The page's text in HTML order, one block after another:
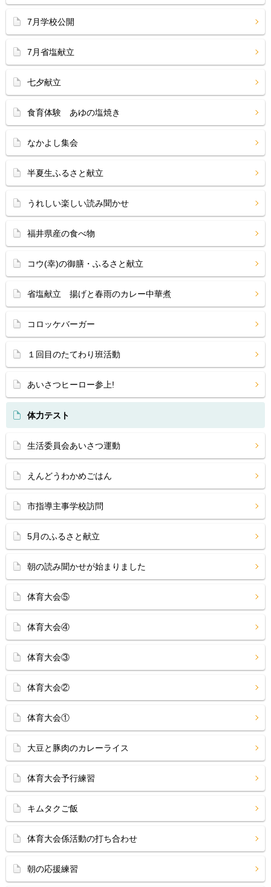
7月学校公開
7月省塩献立
七夕献立
食育体験 あゆの塩焼き
なかよし集会
半夏生ふるさと献立
うれしい楽しい読み聞かせ
福井県産の食べ物
コウ(幸)の御膳・ふるさと献立
省塩献立 揚げと春雨のカレー中華煮
コロッケバーガー
１回目のたてわり班活動
あいさつヒーロー参上!
体力テスト
生活委員会あいさつ運動
えんどうわかめごはん
市指導主事学校訪問
5月のふるさと献立
朝の読み聞かせが始まりました
体育大会⑤
体育大会④
体育大会③
体育大会②
体育大会①
大豆と豚肉のカレーライス
体育大会予行練習
キムタクご飯
体育大会係活動の打ち合わせ
朝の応援練習